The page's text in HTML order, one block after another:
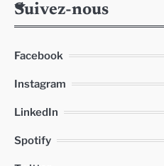
Suivez-nous
Facebook
Instagram
LinkedIn
Spotify